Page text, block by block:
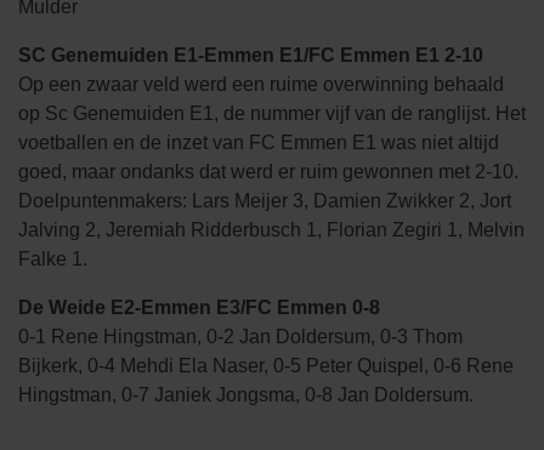
Mulder
SC Genemuiden E1-Emmen E1/FC Emmen E1 2-10
Op een zwaar veld werd een ruime overwinning behaald
op Sc Genemuiden E1, de nummer vijf van de ranglijst. Het
voetballen en de inzet van FC Emmen E1 was niet altijd
goed, maar ondanks dat werd er ruim gewonnen met 2-10.
Doelpuntenmakers: Lars Meijer 3, Damien Zwikker 2, Jort
Jalving 2, Jeremiah Ridderbusch 1, Florian Zegiri 1, Melvin
Falke 1.
De Weide E2-Emmen E3/FC Emmen 0-8
0-1 Rene Hingstman, 0-2 Jan Doldersum, 0-3 Thom
Bijkerk, 0-4 Mehdi Ela Naser, 0-5 Peter Quispel, 0-6 Rene
Hingstman, 0-7 Janiek Jongsma, 0-8 Jan Doldersum.